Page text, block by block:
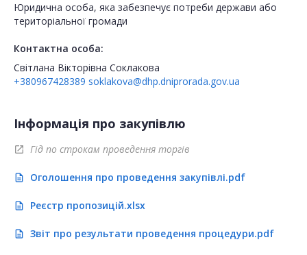
Юридична особа, яка забезпечує потреби держави або
територіальної громади
Контактна особа:
Світлана Вікторівна Соклакова
+380967428389 soklakova@dhp.dniprorada.gov.ua
Інформація про закупівлю
open_in_new Гід по строкам проведення торгів
description Оголошення про проведення закупівлі.pdf
description Реєстр пропозицій.xlsx
description Звіт про результати проведення процедури.pdf